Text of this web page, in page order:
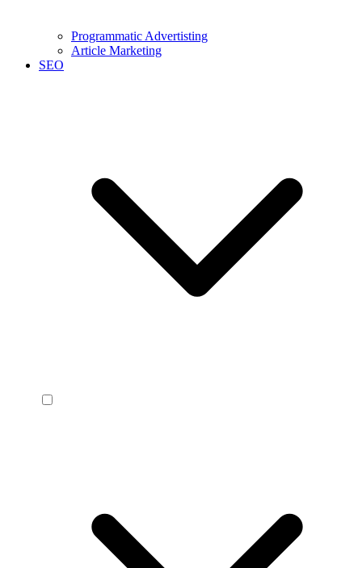
Programmatic Advertisting
Article Marketing
SEO